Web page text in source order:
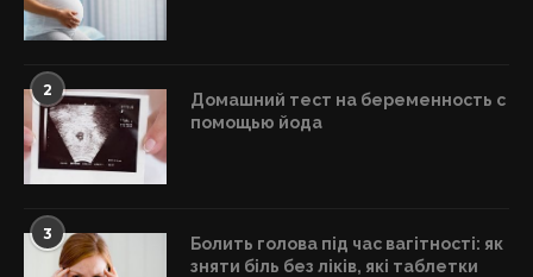
2
Домашний тест на беременность с
помощью йода
3
Болить голова під час вагітності: як
зняти біль без ліків, які таблетки